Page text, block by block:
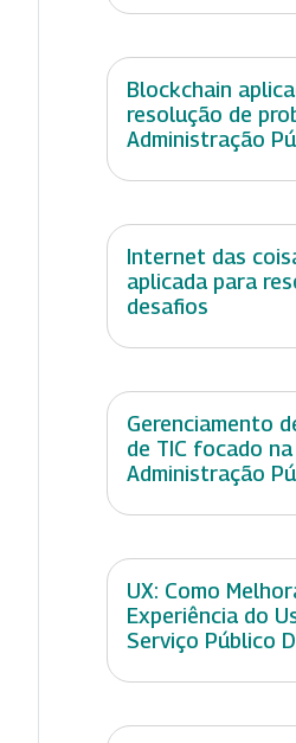
Blockchain
resolução de
Administração
Internet das
aplicada para
desafios
Gerenciamento
de TIC focado na
Administração
UX: Como
Experiência do
Serviço Público